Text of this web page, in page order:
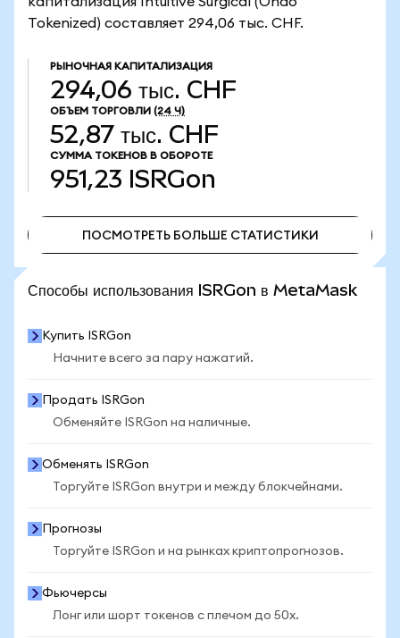
Tokenized) составляет 294,06 тыс. CHF.
РЫНОЧНАЯ КАПИТАЛИЗАЦИЯ
294,06 тыс. CHF
ОБЪЕМ ТОРГОВЛИ (24 Ч)
52,87 тыс. CHF
СУММА ТОКЕНОВ В ОБОРОТЕ
951,23 ISRGon
ПОСМОТРЕТЬ БОЛЬШЕ СТАТИСТИКИ
Способы использования ISRGon в MetaMask
Купить ISRGon
Начните всего за пару нажатий.
Продать ISRGon
Обменяйте ISRGon на наличные.
Обменять ISRGon
Торгуйте ISRGon внутри и между блокчейнами.
Прогнозы
Торгуйте ISRGon и на рынках криптопрогнозов.
Фьючерсы
Лонг или шорт токенов с плечом до 50x.